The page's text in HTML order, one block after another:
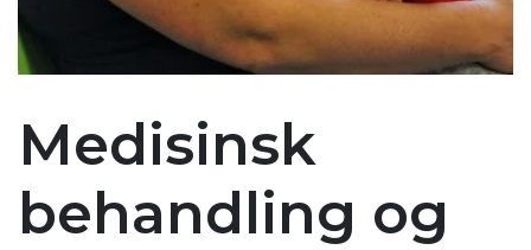
Medisinsk
behandling og